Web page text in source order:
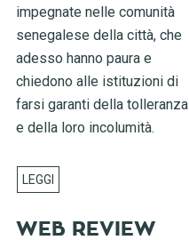
impegnate nelle comunità
senegalese della città, che
adesso hanno paura e
chiedono alle istituzioni di
farsi garanti della tolleranza
e della loro incolumità.
WEB REVIEW